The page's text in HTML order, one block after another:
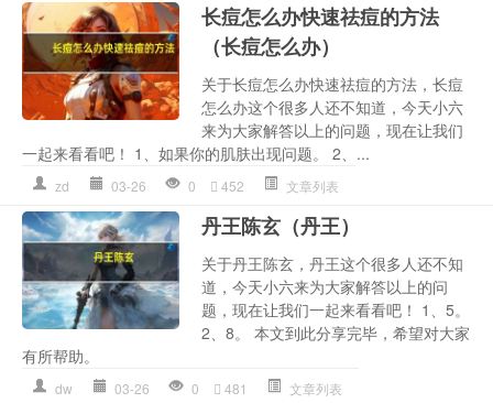
长痘怎么办快速祛痘的方法
（长痘怎么办）
关于长痘怎么办快速祛痘的方法，长痘
怎么办这个很多人还不知道，今天小六
来为大家解答以上的问题，现在让我们
一起来看看吧！ 1、如果你的肌肤出现问题。 2、...
zd 03-26 0 452 文章列表
丹王陈玄（丹王）
关于丹王陈玄，丹王这个很多人还不知
道，今天小六来为大家解答以上的问
题，现在让我们一起来看看吧！ 1、5。
2、8。 本文到此分享完毕，希望对大家
有所帮助。
dw 03-26 0 481 文章列表